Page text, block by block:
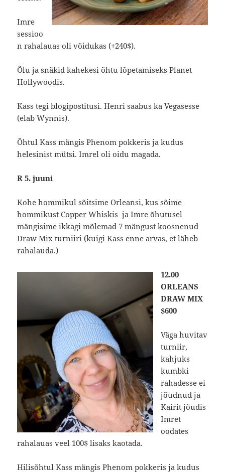
Imre
sessioo
n rahalauas oli võidukas (+240$).
Õlu ja snäkid kahekesi õhtu lõpetamiseks Planet
Hollywoodis.
Kass tegi blogipostitusi. Henri saabus ka Vegasesse
(elab Wynnis).
Õhtul Kass mängis Phenom pokkeris ja kudus
helesinist mütsi. Imrel oli oidu magada.
R 5. juuni
Kohe hommikul sõitsime Orleansi, kus sõime
hommikust Copper Whiskis ja Imre õhutusel
mängisime ikkagi mõlemad 7 mängust koosnenud
Draw Mix turniiri (kuigi Kass enne arvas, et läheb
rahalauda.)
12.00
ORLEANS
DRAW MIX
$600
Väga huvitav
turniir,
kahjuks
kumbki
rahadesse ei
jõudnud ja
Kairit jõudis
Imret
oodates
rahalauas veel 100$ lisaks kaotada.
Hilisõhtul Kass mängis Phenom pokkeris ja kudus